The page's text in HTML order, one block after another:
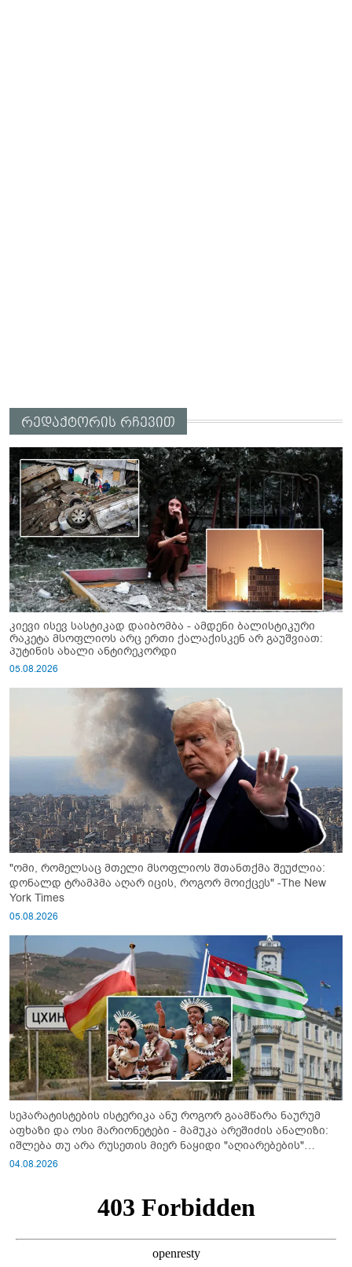
რედაქტორის რჩევით
კიევი ისევ სასტიკად დაიბომბა - ამდენი ბალისტიკური
რაკეტა მსოფლიოს არც ერთი ქალაქისკენ არ გაუშვიათ:
პუტინის ახალი ანტირეკორდი
05.08.2026
"ომი, რომელსაც მთელი მსოფლიოს შთანთქმა შეუძლია:
დონალდ ტრამპმა აღარ იცის, როგორ მოიქცეს" -The New
York Times
05.08.2026
სეპარატისტების ისტერიკა ანუ როგორ გაამწარა ნაურუმ
აფხაზი და ოსი მარიონეტები - მამუკა არეშიძის ანალიზი:
იშლება თუ არა რუსეთის მიერ ნაყიდი "აღიარებების"
სისტემა?!
04.08.2026